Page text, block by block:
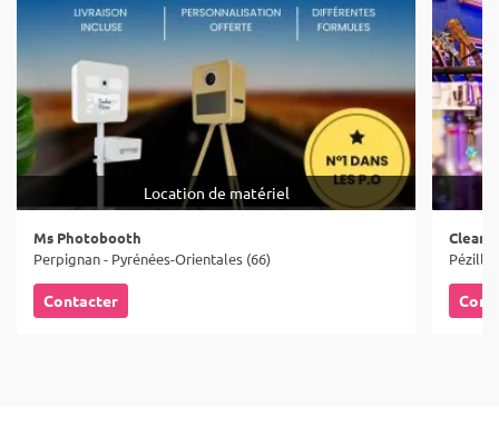
Location de matériel
Ms Photobooth
Perpignan - Pyrénées-Orientales (66)
Contacter